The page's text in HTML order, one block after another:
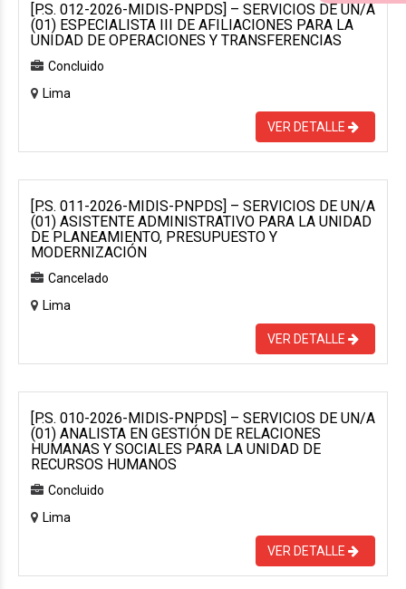
[P.S. 012-2026-MIDIS-PNPDS] – SERVICIOS DE UN/A
(01) ESPECIALISTA III DE AFILIACIONES PARA LA
UNIDAD DE OPERACIONES Y TRANSFERENCIAS
Concluido
Lima
VER DETALLE
[P.S. 011-2026-MIDIS-PNPDS] – SERVICIOS DE UN/A
(01) ASISTENTE ADMINISTRATIVO PARA LA UNIDAD
DE PLANEAMIENTO, PRESUPUESTO Y
MODERNIZACIÓN
Cancelado
Lima
VER DETALLE
[P.S. 010-2026-MIDIS-PNPDS] – SERVICIOS DE UN/A
(01) ANALISTA EN GESTIÓN DE RELACIONES
HUMANAS Y SOCIALES PARA LA UNIDAD DE
RECURSOS HUMANOS
Concluido
Lima
VER DETALLE